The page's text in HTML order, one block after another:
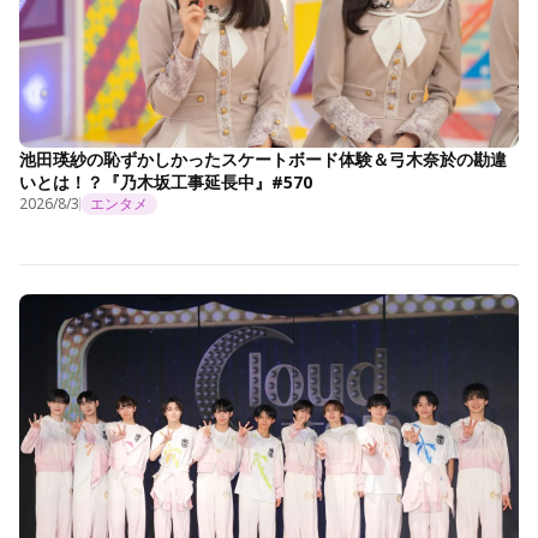
池田瑛紗の恥ずかしかったスケートボード体験＆弓木奈於の勘違
いとは！？『乃木坂工事延長中』#570
2026/8/3 エンタメ